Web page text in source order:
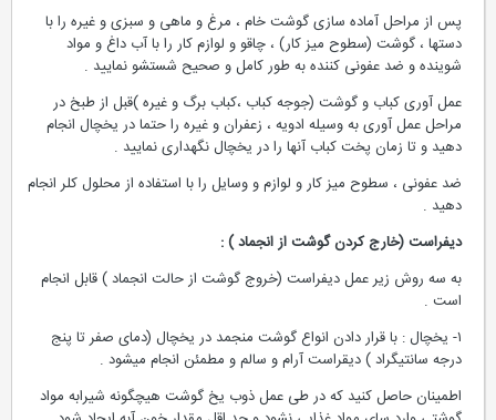
پس از مراحل آماده سازی گوشت خام ، مرغ و ماهی و سبزی و غیره را با
دستها ، گوشت (سطوح میز كار) ، چاقو و لوازم كار را با آب داغ و مواد
شوینده و ضد عفونی كننده به طور كامل و صحیح شستشو نمایید .
عمل آوری كباب و گوشت (جوجه كباب ،‌كباب برگ و غیره )قبل از طبخ در
مراحل عمل آوری به وسیله ادویه ، زعفران و غیره را حتما در یخچال انجام
دهید و تا زمان پخت كباب آنها را در یخچال نگهداری نمایید .
ضد عفونی ، سطوح میز كار و لوازم و وسایل را با استفاده از محلول كلر انجام
دهید .
دیفراست (خارج كردن گوشت از انجماد ) :
به سه روش زیر عمل دیفراست (خروج گوشت از حالت انجماد ) قابل انجام
است .
۱- یخچال : با قرار دادن انواع گوشت منجمد در یخچال (دمای صفر تا پنج
درجه سانتیگراد ) دیقراست آرام و سالم و مطمئن انجام میشود .
اطمینان حاصل كنید كه در طی عمل ذوب یخ گوشت هیچگونه شیرابه مواد